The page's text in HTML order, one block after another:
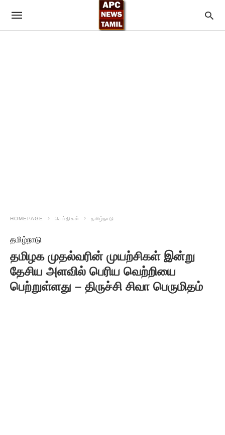
HOMEPAGE செய்திகள் தமிழ்நாடு
தமிழ்நாடு
தமிழக முதல்வரின் முயற்சிகள் இன்று
தேசிய அளவில் பெரிய வெற்றியை
பெற்றுள்ளது – திருச்சி சிவா பெருமிதம்